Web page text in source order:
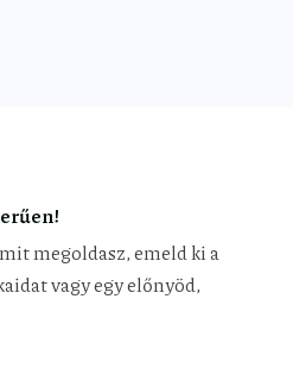
megoldasz, emeld ki a
vagy egy előnyöd,